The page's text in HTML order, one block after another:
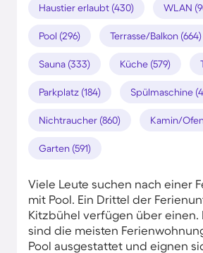
Haustier erlaubt (430) WLAN
Pool (296) Terrasse/Balkon (664)
Sauna (333) Küche (579)
Parkplatz (184) Spülmaschine
Nichtraucher (860) Kamin/Ofen
Garten (591)
Viele Leute suchen nach einer
mit Pool. Ein Drittel der
Kitzbühel verfügen über einen.
sind die meisten
Pool ausgestattet und eignen